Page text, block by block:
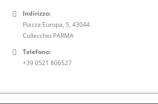
Indirizzo:
Piazza Europa, 5, 43044
Collecchio PARMA
Telefono:
+39 0521 806527